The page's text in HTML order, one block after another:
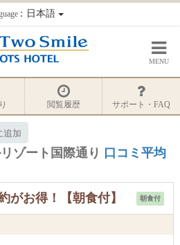
：日本語
MENU
閲覧履歴 サポート・FAQ
追加
ゾート国際通り 口コミ平均
朝食付
がお得！【朝食付】